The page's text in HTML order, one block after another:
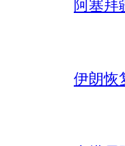
阿塞拜
伊朗恢